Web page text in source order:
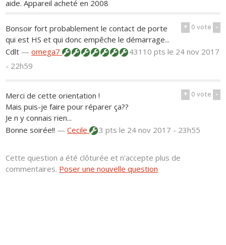
aide. Appareil acheté en 2008
+ 0vote -
Bonsoir fort probablement le contact de porte
qui est HS et qui donc empêche le démarrage...
Cdlt —omega7 43110 ptsle 24 nov 2017
- 22h59
+ 0vote -
Merci de cette orientation !
Mais puis-je faire pour réparer ça??
Je n y connais rien...
Bonne soirée!! —Cecile 3 ptsle 24 nov 2017 - 23h55
Cette question a été clôturée et n'accepte plus de
commentaires. Poser une nouvelle question